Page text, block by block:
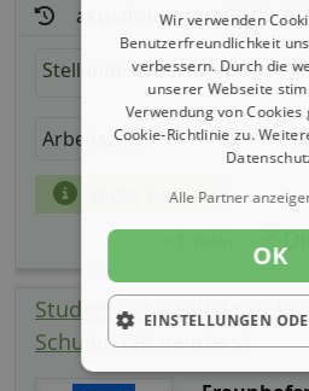
aktualisiert seit:
Stellenbeschreibung:
Arbeitszeit
mehr Details
Studentische Hilfskraft
Schulen (all genders)
Wir verwenden
Benutzerfreundlichkeit
verbessern. Durch die
unserer Webseite
Verwendung von
Cookie-Richtlinie zu.
Alle Partner
OK
EINSTELLUNGEN